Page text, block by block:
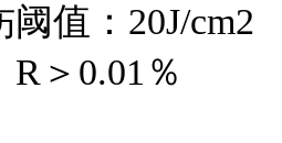
值：20J/cm2
＞0.01％